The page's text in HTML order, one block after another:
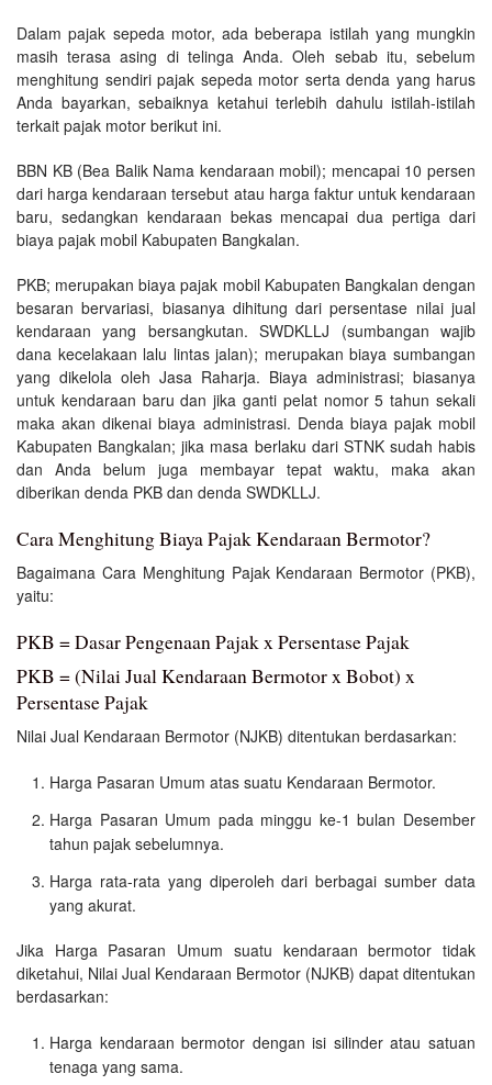
Dalam pajak sepeda motor, ada beberapa istilah yang mungkin
masih terasa asing di telinga Anda. Oleh sebab itu, sebelum
menghitung sendiri pajak sepeda motor serta denda yang harus
Anda bayarkan, sebaiknya ketahui terlebih dahulu istilah-istilah
terkait pajak motor berikut ini.
BBN KB (Bea Balik Nama kendaraan mobil); mencapai 10 persen
dari harga kendaraan tersebut atau harga faktur untuk kendaraan
baru, sedangkan kendaraan bekas mencapai dua pertiga dari
biaya pajak mobil Kabupaten Bangkalan.
PKB; merupakan biaya pajak mobil Kabupaten Bangkalan dengan
besaran bervariasi, biasanya dihitung dari persentase nilai jual
kendaraan yang bersangkutan. SWDKLLJ (sumbangan wajib
dana kecelakaan lalu lintas jalan); merupakan biaya sumbangan
yang dikelola oleh Jasa Raharja. Biaya administrasi; biasanya
untuk kendaraan baru dan jika ganti pelat nomor 5 tahun sekali
maka akan dikenai biaya administrasi. Denda biaya pajak mobil
Kabupaten Bangkalan; jika masa berlaku dari STNK sudah habis
dan Anda belum juga membayar tepat waktu, maka akan
diberikan denda PKB dan denda SWDKLLJ.
Cara Menghitung Biaya Pajak Kendaraan Bermotor?
Bagaimana Cara Menghitung Pajak Kendaraan Bermotor (PKB),
yaitu:
PKB = Dasar Pengenaan Pajak x Persentase Pajak
PKB = (Nilai Jual Kendaraan Bermotor x Bobot) x
Persentase Pajak
Nilai Jual Kendaraan Bermotor (NJKB) ditentukan berdasarkan:
Harga Pasaran Umum atas suatu Kendaraan Bermotor.
Harga Pasaran Umum pada minggu ke-1 bulan Desember
tahun pajak sebelumnya.
Harga rata-rata yang diperoleh dari berbagai sumber data
yang akurat.
Jika Harga Pasaran Umum suatu kendaraan bermotor tidak
diketahui, Nilai Jual Kendaraan Bermotor (NJKB) dapat ditentukan
berdasarkan:
Harga kendaraan bermotor dengan isi silinder atau satuan
tenaga yang sama.